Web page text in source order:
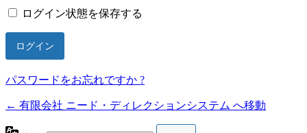
ログイン状態を保存する
パスワードをお忘れですか ?
← 有限会社 ニード・ディレクションシステム へ移動